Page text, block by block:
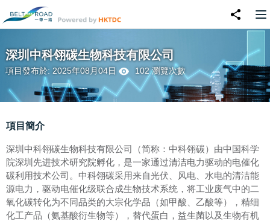
深圳中科翎碳生物科技有限公司
項目發布於: 2025年08月04日 102 瀏覽次數
項目簡介
深圳中科翎碳生物科技有限公司（简称：中科翎碳）由中国科学
院深圳先进技术研究院孵化，是一家通过清洁电力驱动的电催化
碳利用技术公司。中科翎碳采用来自光伏、风电、水电的清洁能
源电力，驱动电催化级联合成生物技术系统，将工业废气中的二
氧化碳转化为不同品类的大宗化学品（如甲酸、乙酸等），精细
化工产品（氨基酸衍生物等），替代蛋白，益生菌以及生物有机